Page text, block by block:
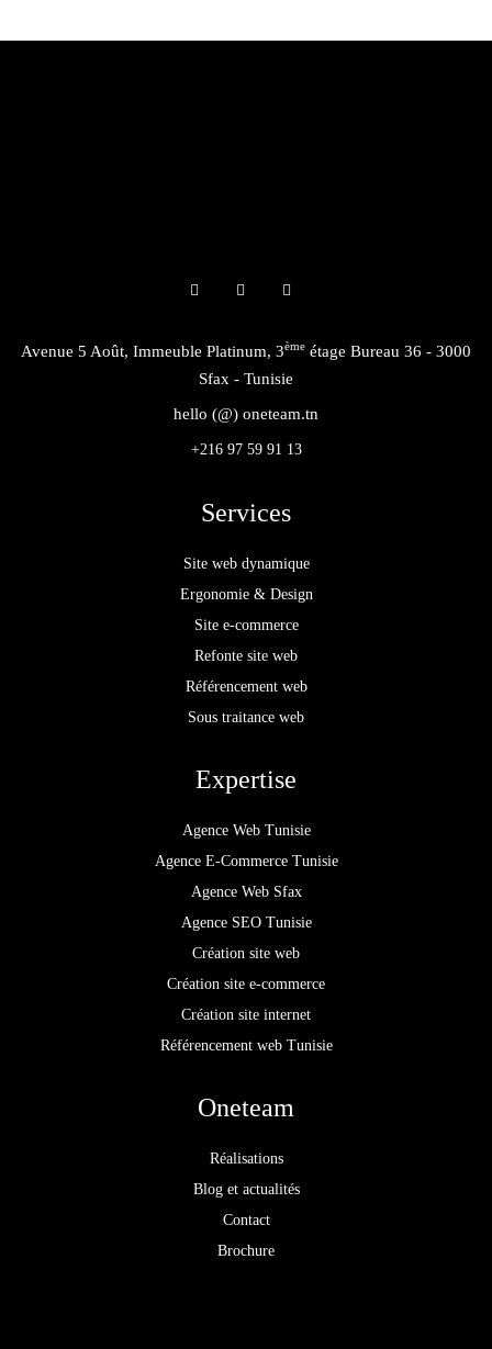
Avenue 5 Août, Immeuble Platinum, 3ème étage Bureau 36 - 3000
Sfax - Tunisie
hello (@) oneteam.tn
+216 97 59 91 13
Services
Site web dynamique
Ergonomie & Design
Site e-commerce
Refonte site web
Référencement web
Sous traitance web
Expertise
Agence Web Tunisie
Agence E-Commerce Tunisie
Agence Web Sfax
Agence SEO Tunisie
Création site web
Création site e-commerce
Création site internet
Référencement web Tunisie
Oneteam
Réalisations
Blog et actualités
Contact
Brochure